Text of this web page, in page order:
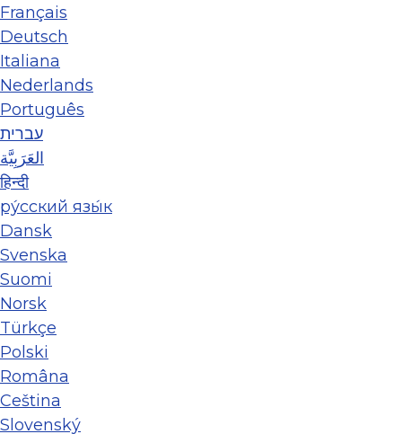
Français
Deutsch
Italiana
Nederlands
Português
עברית
العَرَبِيَّة
हिन्दी
ру́сский язы́к
Dansk
Svenska
Suomi
Norsk
Türkçe
Polski
Româna
Ceština
Slovenský